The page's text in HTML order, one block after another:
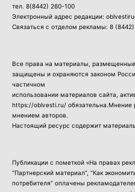
тел. 8(8442) 260-100
Электронный адрес редакции:
Связаться с отделом рекламы: 8
Все права на материалы,
защищены и охраняются законом
частичном
использовании материалов сайта,
https://oblvesti.ru/ обязательна.Мнение
мнением авторов.
Настоящий ресурс содержит
Публикации с пометкой «На правах
“Партнерский материал”, “Как
потребителя” оплачены